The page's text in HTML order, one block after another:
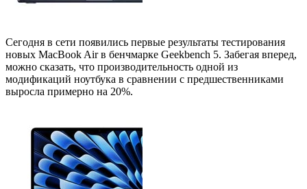
Сегодня в сети появились первые результаты тестирования
новых MacBook Air в бенчмарке Geekbench 5. Забегая вперед,
можно сказать, что производительность одной из
модификаций ноутбука в сравнении с предшественниками
выросла примерно на 20%.